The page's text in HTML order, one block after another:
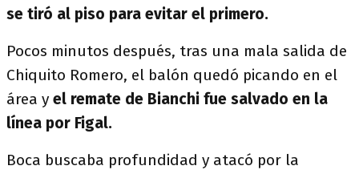
se tiró al piso para evitar el primero.
Pocos minutos después, tras una mala salida de
Chiquito Romero, el balón quedó picando en el
área y el remate de Bianchi fue salvado en la
línea por Figal.
Boca buscaba profundidad y atacó por la